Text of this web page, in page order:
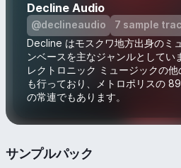
Decline Audio
@declineaudio
7 sample
Decline はモスクワ地方出身のミ
ンベースを主なジャンルとしてい
レクトロニック ミュージックの
も行っており、メトロポリスの
の常連でもあります。
サンプルパック